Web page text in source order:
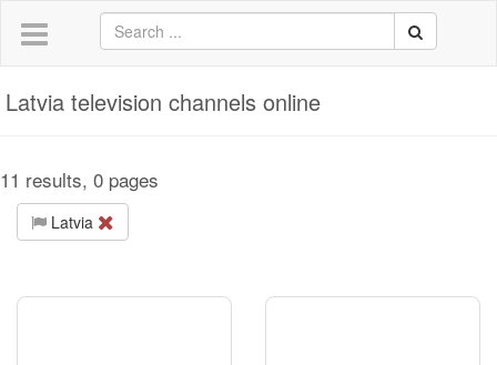
Latvia television channels online
11 results, 0 pages
Latvia